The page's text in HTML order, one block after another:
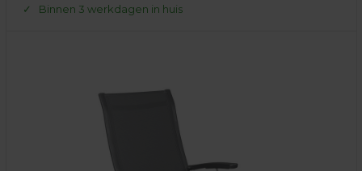
Binnen 3 werkdagen in huis